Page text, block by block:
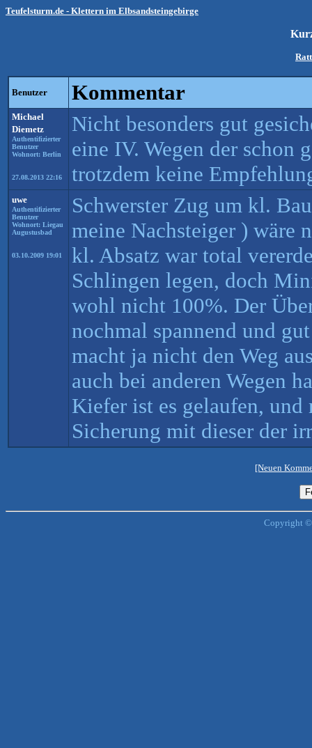
Teufelsturm.de - Klettern im Elbsandsteingebirge
Benutzer Kommentar
Michael
Diemetz
Authentifizierter
Benutzer
Wohnort: Berlin
27.08.2013 22:16
Nicht besonders gut
eine IV. Wegen der schon
trotzdem keine
uwe
Authentifizierter
Benutzer
Wohnort: Liegau
Augustusbad
03.10.2009 19:01
Schwerster Zug um kl.
meine Nachsteiger ) wäre
kl. Absatz war total
Schlingen legen, doch
wohl nicht 100%. Der
nochmal spannend und
macht ja nicht den Weg
auch bei anderen Wegen
Kiefer ist es gelaufen, und
Sicherung mit dieser der
[Neuen
Copyright ©